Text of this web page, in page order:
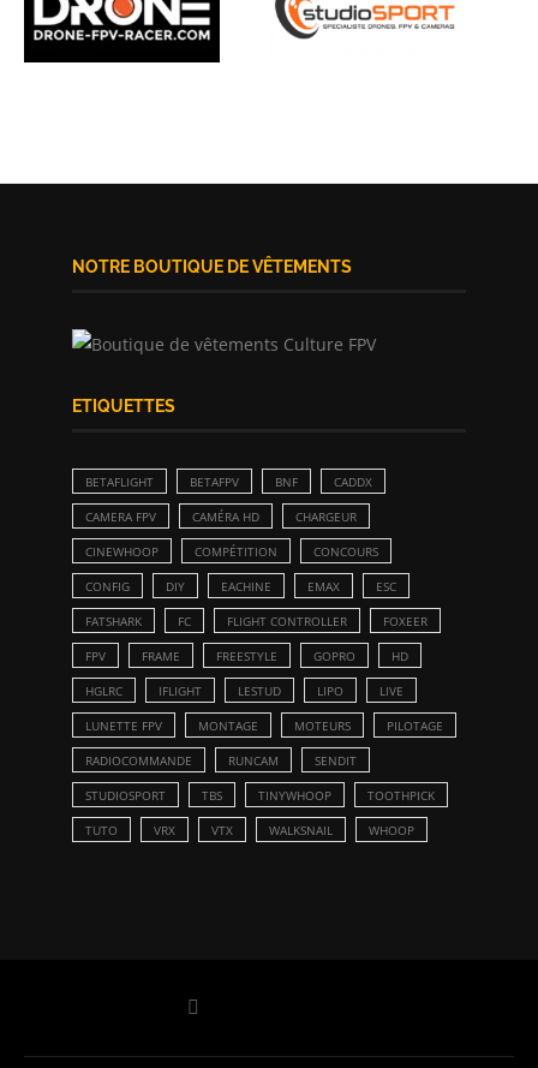
NOTRE BOUTIQUE DE VÊTEMENTS
ETIQUETTES
BETAFLIGHT BETAFPV BNF CADDX
CAMERA FPV CAMÉRA HD CHARGEUR
CINEWHOOP COMPÉTITION CONCOURS
CONFIG DIY EACHINE EMAX ESC
FATSHARK FC FLIGHT CONTROLLER FOXEER
FPV FRAME FREESTYLE GOPRO HD
HGLRC IFLIGHT LESTUD LIPO LIVE
LUNETTE FPV MONTAGE MOTEURS PILOTAGE
RADIOCOMMANDE RUNCAM SENDIT
STUDIOSPORT TBS TINYWHOOP TOOTHPICK
TUTO VRX VTX WALKSNAIL WHOOP